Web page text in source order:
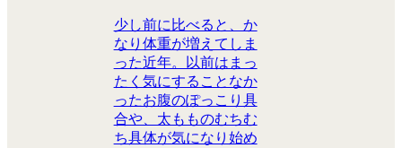
少し前に比べると、か
なり体重が増えてしま
った近年。以前はまっ
たく気にすることなか
ったお腹のぽっこり具
合や、太もものむちむ
ち具体が気になり始め